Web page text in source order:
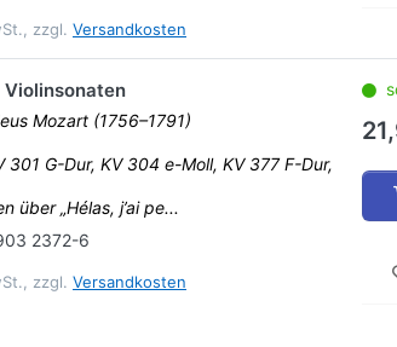
zzgl. Versandkosten
Violinsonaten
Mozart (1756–1791)
301 G-Dur, KV 304 e-Moll, KV 377 F-Dur,
über „Hélas, j’ai pe...
2372-6
zzgl. Versandkosten